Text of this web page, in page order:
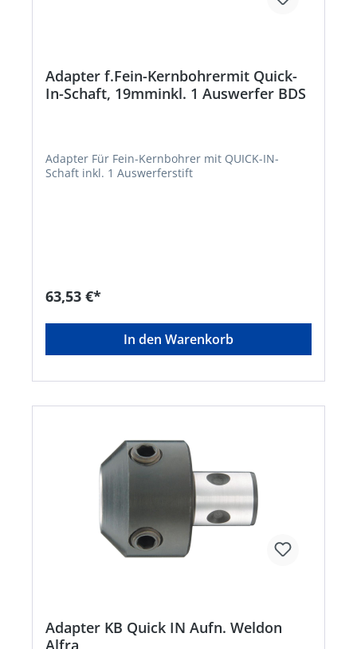
Adapter f.Fein-Kernbohrermit Quick-
In-Schaft, 19mminkl. 1 Auswerfer BDS
Adapter Für Fein-Kernbohrer mit QUICK-IN-
Schaft inkl. 1 Auswerferstift
63,53 €*
In den Warenkorb
Adapter KB Quick IN Aufn. Weldon